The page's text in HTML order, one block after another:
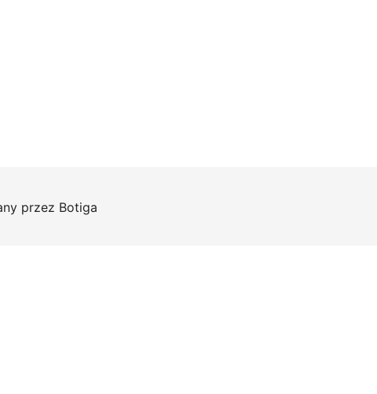
przez Botiga